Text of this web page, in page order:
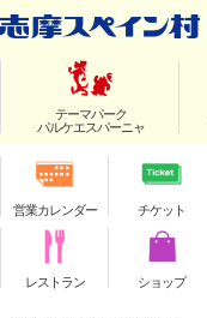
テーマパーク
パルケエスパーニャ
営業カレンダー チケット
レストラン ショップ